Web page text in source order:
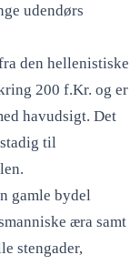
udendørs
den hellenistiske
200 f.Kr. og er
havudsigt. Det
til
gamle bydel
æra samt
stengader,